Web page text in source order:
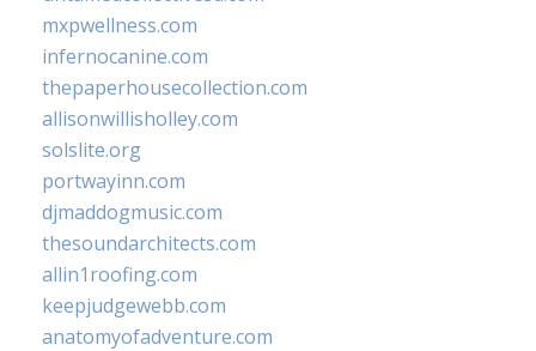
mxpwellness.com
infernocanine.com
thepaperhousecollection.com
allisonwillisholley.com
solslite.org
portwayinn.com
djmaddogmusic.com
thesoundarchitects.com
allin1roofing.com
keepjudgewebb.com
anatomyofadventure.com